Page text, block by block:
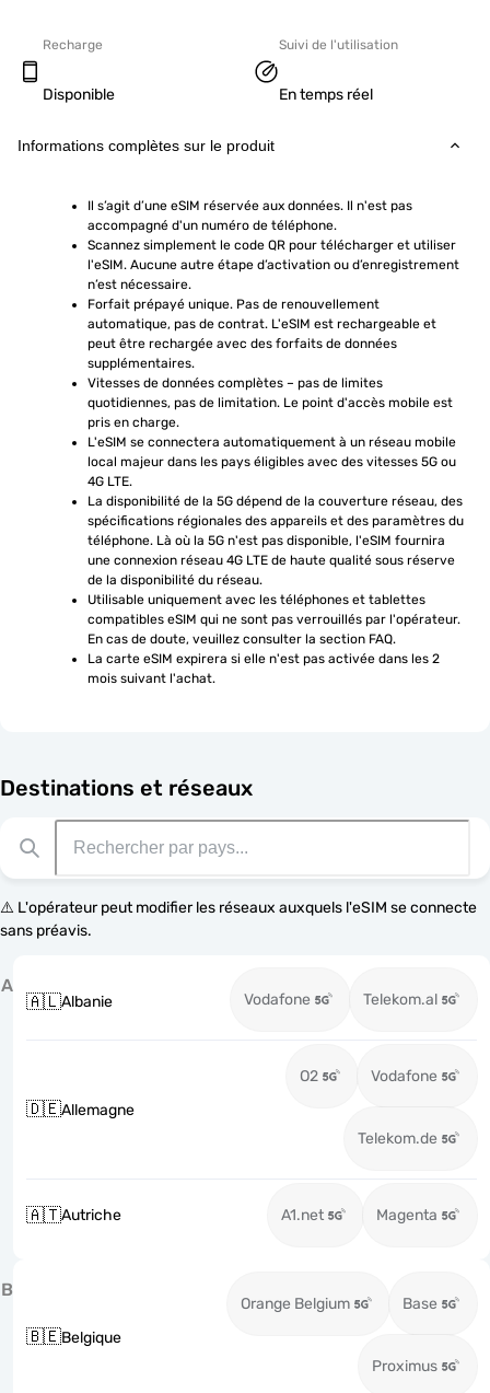
Recharge
Disponible
Suivi de l'utilisation
En temps réel
Informations complètes sur le produit
Il s’agit d’une eSIM réservée aux données. Il n'est pas
accompagné d'un numéro de téléphone.
Scannez simplement le code QR pour télécharger et utiliser
l'eSIM. Aucune autre étape d’activation ou d’enregistrement
n’est nécessaire.
Forfait prépayé unique. Pas de renouvellement
automatique, pas de contrat. L'eSIM est rechargeable et
peut être rechargée avec des forfaits de données
supplémentaires.
Vitesses de données complètes – pas de limites
quotidiennes, pas de limitation. Le point d'accès mobile est
pris en charge.
L'eSIM se connectera automatiquement à un réseau mobile
local majeur dans les pays éligibles avec des vitesses 5G ou
4G LTE.
La disponibilité de la 5G dépend de la couverture réseau, des
spécifications régionales des appareils et des paramètres du
téléphone. Là où la 5G n'est pas disponible, l'eSIM fournira
une connexion réseau 4G LTE de haute qualité sous réserve
de la disponibilité du réseau.
Utilisable uniquement avec les téléphones et tablettes
compatibles eSIM qui ne sont pas verrouillés par l'opérateur.
En cas de doute, veuillez consulter la section FAQ.
La carte eSIM expirera si elle n'est pas activée dans les 2
mois suivant l'achat.
Destinations et réseaux
⚠️ L'opérateur peut modifier les réseaux auxquels l'eSIM se connecte
sans préavis.
A
🇦🇱Albanie Vodafone Telekom.al
🇩🇪Allemagne
O2 Vodafone
Telekom.de
🇦🇹Autriche A1.net Magenta
B
🇧🇪Belgique
Orange Belgium Base
Proximus